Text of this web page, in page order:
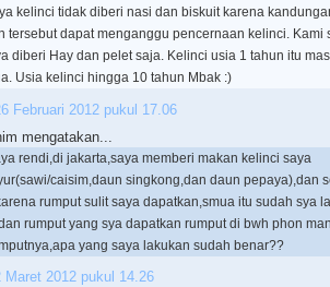
kelinci tidak diberi nasi dan biskuit karena
tersebut dapat menganggu pencernaan kelinci. Kami
diberi Hay dan pelet saja. Kelinci usia 1 tahun itu
Usia kelinci hingga 10 tahun Mbak :)
Februari 2012 pukul 17.06
mengatakan...
rendi,di jakarta,saya memberi makan kelinci saya
caisim,daun singkong,dan daun pepaya),dan
rumput sulit saya dapatkan,smua itu sudah sya
rumput yang sya dapatkan rumput di bwh phon
yang saya lakukan sudah benar??
Maret 2012 pukul 14.26